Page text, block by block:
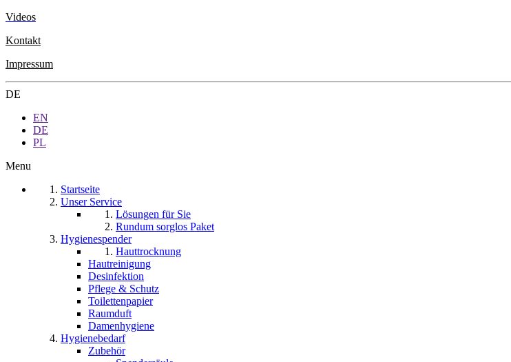
Videos
Kontakt
Impressum
DE
EN
DE
PL
Menu
Startseite
Unser Service
Lösungen für Sie
Rundum sorglos Paket
Hygienespender
Hauttrocknung
Hautreinigung
Desinfektion
Pflege & Schutz
Toilettenpapier
Raumduft
Damenhygiene
Hygienebedarf
Zubehör